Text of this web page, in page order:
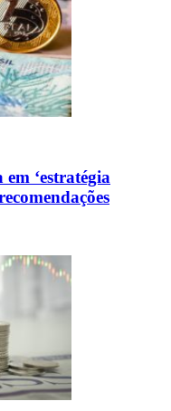
‘estratégia